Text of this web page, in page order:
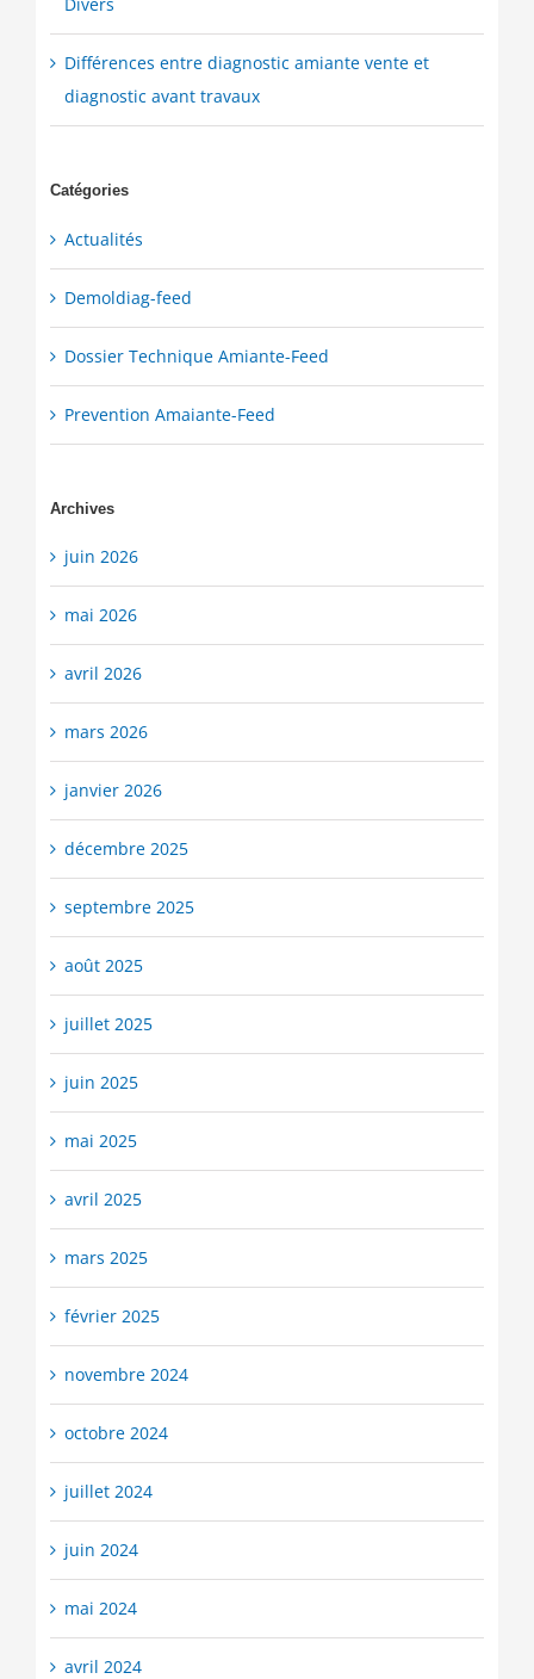
Divers
Différences entre diagnostic amiante vente et
diagnostic avant travaux
Catégories
Actualités
Demoldiag-feed
Dossier Technique Amiante-Feed
Prevention Amaiante-Feed
Archives
juin 2026
mai 2026
avril 2026
mars 2026
janvier 2026
décembre 2025
septembre 2025
août 2025
juillet 2025
juin 2025
mai 2025
avril 2025
mars 2025
février 2025
novembre 2024
octobre 2024
juillet 2024
juin 2024
mai 2024
avril 2024